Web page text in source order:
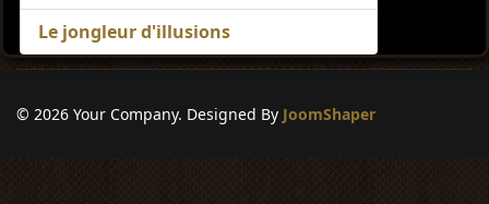
Le jongleur d'illusions
© 2026 Your Company. Designed By JoomShaper